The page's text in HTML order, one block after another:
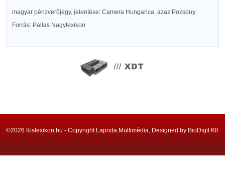
magyar pénzverőjegy, jelentése: Camera Hungarica, azaz Pozsony.
Forrás: Pallas Nagylexikon
©2026 Kislexikon.hu - Copyright Lapoda Multimédia, Designed by BioDigit Kft.